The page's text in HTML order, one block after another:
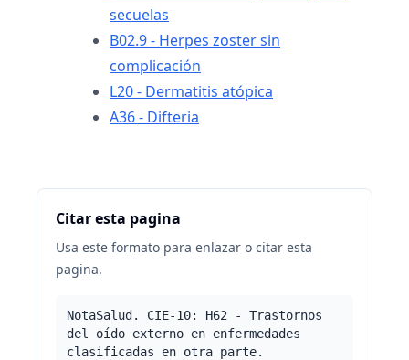
secuelas
B02.9 - Herpes zoster sin
complicación
L20 - Dermatitis atópica
A36 - Difteria
Citar esta pagina
Usa este formato para enlazar o citar esta
pagina.
NotaSalud. CIE-10: H62 - Trastornos
del oído externo en enfermedades
clasificadas en otra parte.